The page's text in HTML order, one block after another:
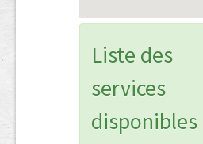
Liste des
services
disponibles